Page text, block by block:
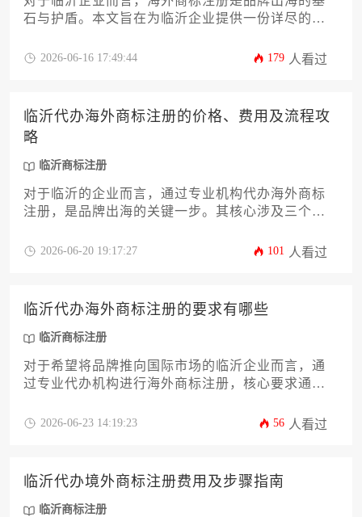
石与护盾。本文旨在为临沂企业提供一份详尽的海
材料准备到具体注册流程、策略选择以及后续维护
2026-06-16 17:49:44 179 人看过
临沂代办海外商标注册的价格、费用及流程攻
略
临沂商标注册
对于临沂的企业而言，通过专业机构代办海外商标
注册，是品牌出海的关键一步。其核心涉及三个层
效的标准化办理流程，以及结合临沂本地产业特点
2026-06-20 19:17:27 101 人看过
临沂代办海外商标注册的要求有哪些
临沂商标注册
对于希望将品牌推向国际市场的临沂企业而言，通
过专业代办机构进行海外商标注册，核心要求通常
证明、目标国家或地区的选择、以及遵守当地具体
2026-06-23 14:19:23 56 人看过
临沂代办境外商标注册费用及步骤指南
临沂商标注册